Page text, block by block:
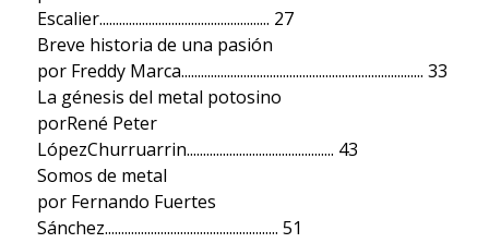
Escalier.................................................... 27
Breve historia de una pasión
por Freddy Marca.......................................................................... 33
La génesis del metal potosino
porRené Peter
LópezChurruarrin............................................. 43
Somos de metal
por Fernando Fuertes
Sánchez..................................................... 51